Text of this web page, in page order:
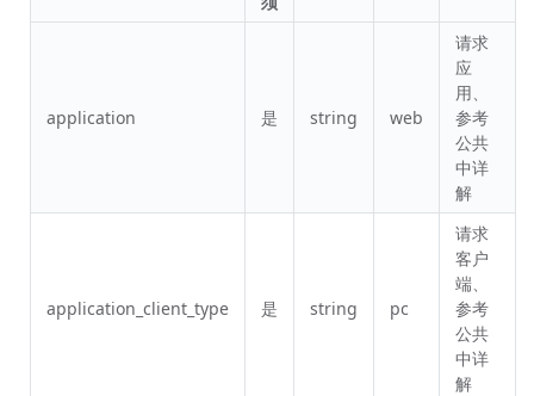
application 是 string web
请求
应
用、
参考
公共
中详
解
application_client_type 是 string pc
请求
客户
端、
参考
公共
中详
解